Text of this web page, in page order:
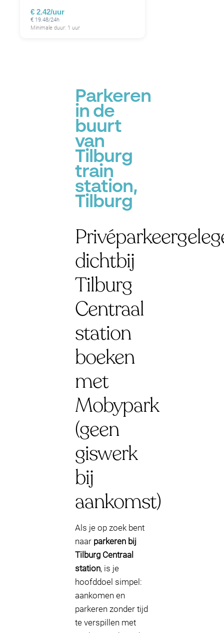
€ 2.42/uur
€ 19.48/24h
Minimale duur: 1 uur
Parkeren
in de
buurt
van
Tilburg
train
station,
Tilburg
dichtbij
Tilburg
Centraal
station
boeken
met
Mobypark
(geen
giswerk
bij
aankomst)
Als je op zoek bent
naar parkeren bij
Tilburg Centraal
station, is je
hoofddoel simpel:
aankomen en
parkeren zonder tijd
te verspillen met